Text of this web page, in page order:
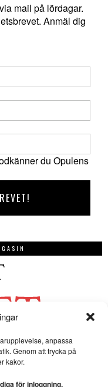
anpassa
Genom att trycka på
kakor.
för inloggning.
mail på lördagar.
Anmäl dig
du Opulens